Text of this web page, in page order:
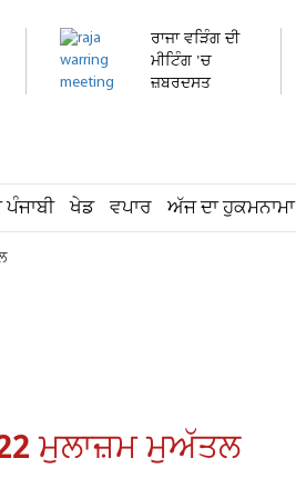
ਰਾਜਾ ਵੜਿੰਗ ਦੀ
ਮੀਟਿੰਗ 'ਚ
ਜ਼ਬਰਦਸਤ
ਖੇਡ ਵਪਾਰ ਅੱਜ ਦਾ ਹੁਕਮਨਾਮਾ
ਮੁਲਾਜ਼ਮ ਮੁਅੱਤਲ